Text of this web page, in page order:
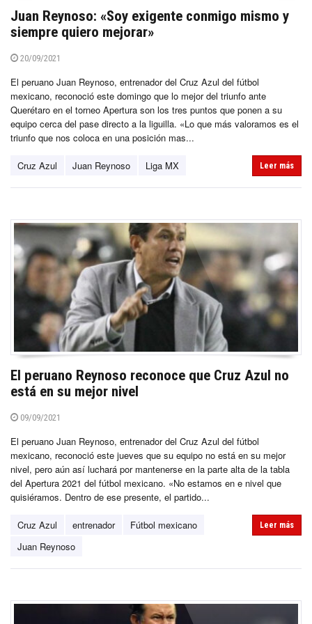
Juan Reynoso: «Soy exigente conmigo mismo y
siempre quiero mejorar»
20/09/2021
El peruano Juan Reynoso, entrenador del Cruz Azul del fútbol
mexicano, reconoció este domingo que lo mejor del triunfo ante
Querétaro en el torneo Apertura son los tres puntos que ponen a su
equipo cerca del pase directo a la liguilla. «Lo que más valoramos es el
triunfo que nos coloca en una posición mas...
Cruz Azul Juan Reynoso Liga MX Leer más
El peruano Reynoso reconoce que Cruz Azul no
está en su mejor nivel
09/09/2021
El peruano Juan Reynoso, entrenador del Cruz Azul del fútbol
mexicano, reconoció este jueves que su equipo no está en su mejor
nivel, pero aún así luchará por mantenerse en la parte alta de la tabla
del Apertura 2021 del fútbol mexicano. «No estamos en e nivel que
quisiéramos. Dentro de ese presente, el partido...
Cruz Azul entrenador
Fútbol mexicano
Juan Reynoso
Leer más